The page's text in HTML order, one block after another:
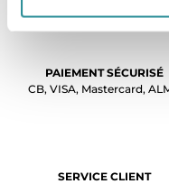
PAIEMENT SÉCURISÉ
CB, VISA, Mastercard,
SERVICE CLIENT